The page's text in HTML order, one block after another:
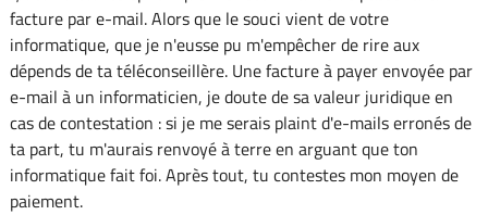
facture par e-mail. Alors que le souci vient de votre
informatique, que je n'eusse pu m'empêcher de rire aux
dépends de ta téléconseillère. Une facture à payer envoyée par
e-mail à un informaticien, je doute de sa valeur juridique en
cas de contestation : si je me serais plaint d'e-mails erronés de
ta part, tu m'aurais renvoyé à terre en arguant que ton
informatique fait foi. Après tout, tu contestes mon moyen de
paiement.